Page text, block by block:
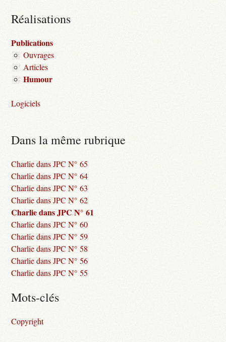
Réalisations
Publications
Ouvrages
Articles
Humour
Logiciels
Dans la même rubrique
Charlie dans JPC N° 65
Charlie dans JPC N° 64
Charlie dans JPC N° 63
Charlie dans JPC N° 62
Charlie dans JPC N° 61
Charlie dans JPC N° 60
Charlie dans JPC N° 59
Charlie dans JPC N° 58
Charlie dans JPC N° 56
Charlie dans JPC N° 55
Mots-clés
Copyright